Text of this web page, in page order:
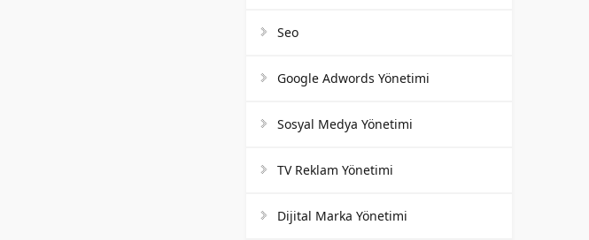
Seo
Google Adwords Yönetimi
Sosyal Medya Yönetimi
TV Reklam Yönetimi
Dijital Marka Yönetimi